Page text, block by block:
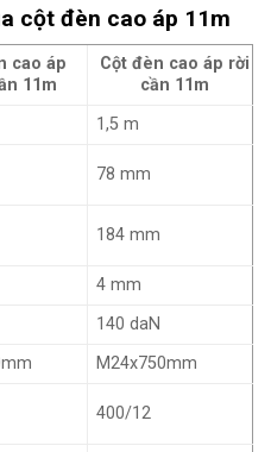
cột đèn cao áp 11m
cao áp
11m
Cột đèn cao áp rời
cần 11m
1,5 m
78 mm
184 mm
4 mm
140 daN
M24x750mm
400/12